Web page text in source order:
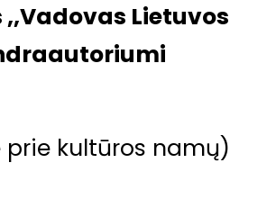
Lietuvos
kultūros namų)